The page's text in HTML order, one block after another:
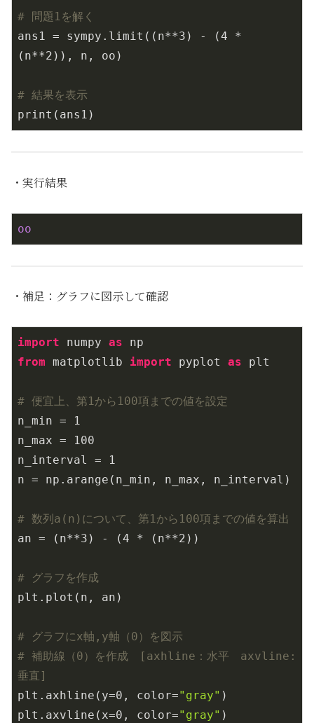
# 問題1を解く
ans1 = sympy.limit((n**3 ) - (4 *
(n**2 )), n, oo)
# 結果を表示
print(ans1)
・実行結果
oo
・補足：グラフに図示して確認
import numpy as
from matplotlib import pyplot as plt
# 便宜上、第1から100項までの値を設定
n_min =
1
n_max =
100
n_interval =
1
n = np.arange(n_min, n_max, n_interval)
# 数列a(n)について、第1から100項までの値を算出
an = (n**3 ) - (4 * (n**2 ))
# グラフを作成
plt.plot(n, an)
# グラフにx軸,y軸（0）を図示
# 補助線（0）を作成　[axhline：水平　axvline:
垂直]
plt.axhline(y=0 , color="gray" )
plt.axvline(x=0 , color="gray" )